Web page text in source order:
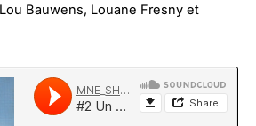
Bauwens, Louane Fresny et